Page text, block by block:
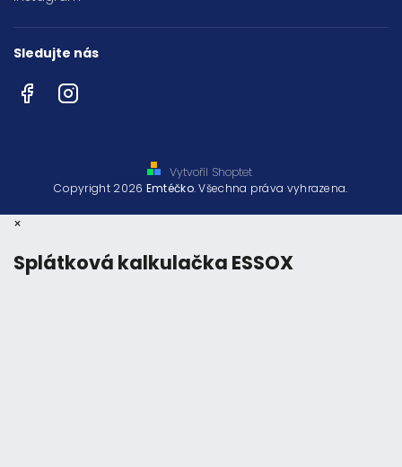
Sledujte nás
FacebookInstagram
Vytvořil Shoptet
Copyright 2026 Emtéčko. Všechna práva vyhrazena.
×
Splátková kalkulačka ESSOX